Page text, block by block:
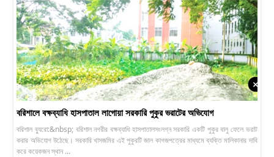
বরিশালে বক্ষব্যাধি হাসপাতাল লাগোয়া সরকারি পুকুর ভরাটের অভিযোগ
বরিশাল ব্যুরো:&nbsp; বরিশাল নগরীর বক্ষব্যাধি হাসপাতালসংলগ্ন সরকারি একটি পুকুর বালু ফেলে ভরাট
করার অভিযোগ উঠেছে। সরকারি খাসজমির এই পুকুরটি জাল কাগজপত্রের মাধ্যমে ব্যক্তি মালিকানার দাবি
করে কয়েকজন স্থান ...